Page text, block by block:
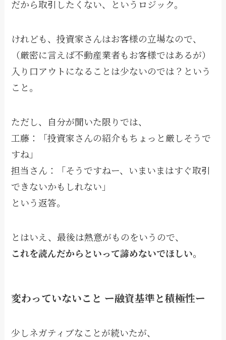
だから取引したくない、というロジック。
けれども、投資家さんはお客様の立場なので、
（厳密に言えば不動産業者もお客様ではあるが）
入り口アウトになることは少ないのでは？という
こと。
ただし、自分が聞いた限りでは、
工藤：「投資家さんの紹介もちょっと厳しそうで
すね」
担当さん：「そうですねー、いまいまはすぐ取引
できないかもしれない」
という返答。
とはいえ、最後は熱意がものをいうので、
これを読んだからといって諦めないでほしい。
変わっていないこと ー融資基準と積極性ー
少しネガティブなことが続いたが、